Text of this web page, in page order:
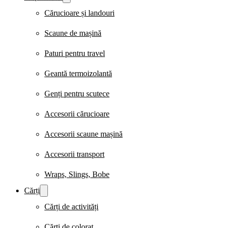
Cărucioare și landouri
Scaune de mașină
Paturi pentru travel
Geantă termoizolantă
Genți pentru scutece
Accesorii cărucioare
Accesorii scaune mașină
Accesorii transport
Wraps, Slings, Bobe
Cărți
Cărți de activități